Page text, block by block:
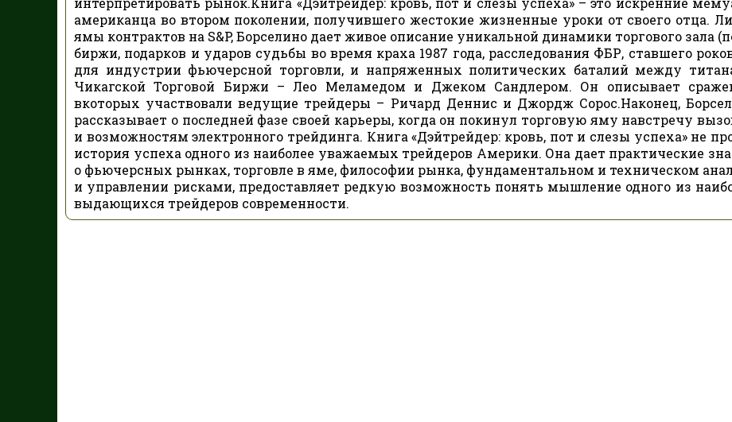
американца во втором поколении, получившего жестокие жизненные уроки от своего отца.
ямы контрактов на S&P, Борселино дает живое описание уникальной динамики торгового зала
биржи, подарков и ударов судьбы во время краха 1987 года, расследования ФБР, ставшего
для индустрии фьючерсной торговли, и напряженных политических баталий между
Чикагской Торговой Биржи – Лео Меламедом и Джеком Сандлером. Он описывает
вкоторых участвовали ведущие трейдеры – Ричард Деннис и Джордж Сорос.Наконец,
рассказывает о последней фазе своей карьеры, когда он покинул торговую яму навстречу
и возможностям электронного трейдинга. Книга «Дэйтрейдер: кровь, пот и слезы успеха» не
история успеха одного из наиболее уважаемых трейдеров Америки. Она дает практические
о фьючерсных рынках, торговле в яме, философии рынка, фундаментальном и техническом
и управлении рисками, предоставляет редкую возможность понять мышление одного из
выдающихся трейдеров современности.